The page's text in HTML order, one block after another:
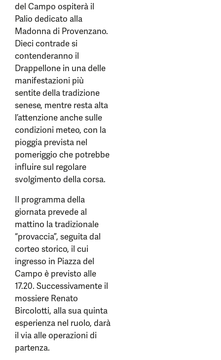
del Campo ospiterà il
Palio dedicato alla
Madonna di Provenzano.
Dieci contrade si
contenderanno il
Drappellone in una delle
manifestazioni più
sentite della tradizione
senese, mentre resta alta
l’attenzione anche sulle
condizioni meteo, con la
pioggia prevista nel
pomeriggio che potrebbe
influire sul regolare
svolgimento della corsa.
Il programma della
giornata prevede al
mattino la tradizionale
“provaccia”, seguita dal
corteo storico, il cui
ingresso in Piazza del
Campo è previsto alle
17.20. Successivamente il
mossiere Renato
Bircolotti, alla sua quinta
esperienza nel ruolo, darà
il via alle operazioni di
partenza.